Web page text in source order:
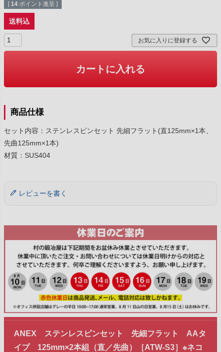
[ 14 ポイント進呈 ]
送料込
お気に入りに登録する
カートに入れる
商品仕様
セット内容：ステンレスピンセット 先細フラット(直125mm×1本、
先曲125mm×1本)
材質：SUS404
レビューを書く
ANEX ステンレスピンセット 先細フラット AAタ
イプ 125mm×2本組（直／先曲）［ATW-S3］※ネコ